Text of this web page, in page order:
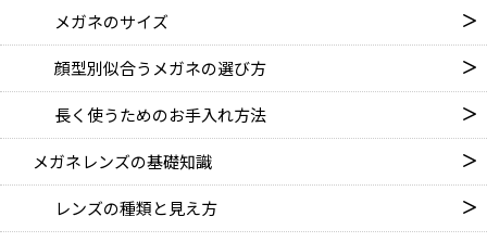
メガネのサイズ
顔型別似合うメガネの選び方
長く使うためのお手入れ方法
メガネレンズの基礎知識
レンズの種類と見え方